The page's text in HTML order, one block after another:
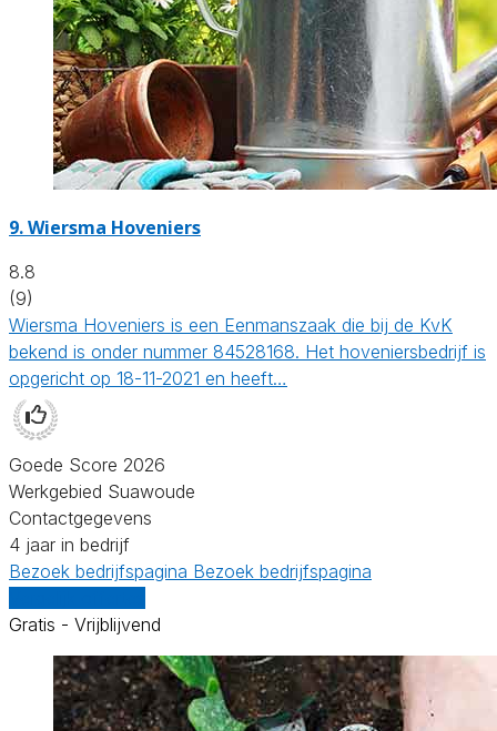
9.Wiersma Hoveniers
8.8
(9)
Wiersma Hoveniers is een Eenmanszaak die bij de KvK
bekend is onder nummer 84528168. Het hoveniersbedrijf is
opgericht op 18-11-2021 en heeft…
Goede Score 2026
Werkgebied Suawoude
Contactgegevens
4 jaar in bedrijf
Bezoek bedrijfspagina Bezoek bedrijfspagina
Gratis - Vrijblijvend